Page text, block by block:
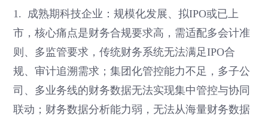
1. 成熟期科技企业：规模化发展、拟IPO或已上
市，核心痛点是财务合规要求高，需适配多会计准
则、多监管要求，传统财务系统无法满足IPO合
规、审计追溯需求；集团化管控能力不足，多子公
司、多业务线的财务数据无法实现集中管控与协同
联动；财务数据分析能力弱，无法从海量财务数据